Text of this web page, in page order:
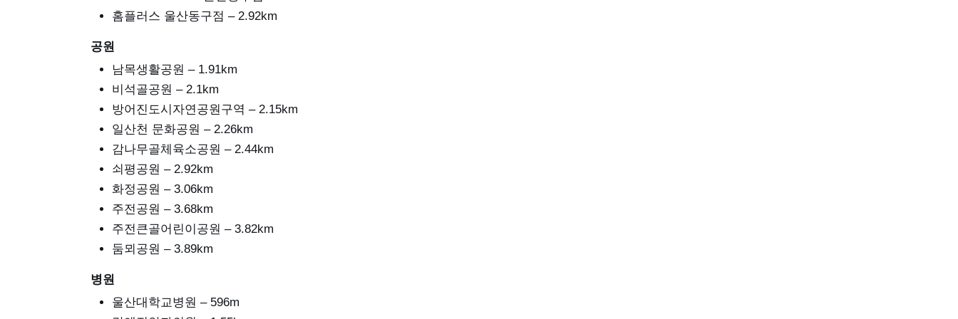
홈플러스 울산동구점 – 2.92km
공원
남목생활공원 – 1.91km
비석골공원 – 2.1km
방어진도시자연공원구역 – 2.15km
일산천 문화공원 – 2.26km
감나무골체육소공원 – 2.44km
쇠평공원 – 2.92km
화정공원 – 3.06km
주전공원 – 3.68km
주전큰골어린이공원 – 3.82km
둠뫼공원 – 3.89km
병원
울산대학교병원 – 596m